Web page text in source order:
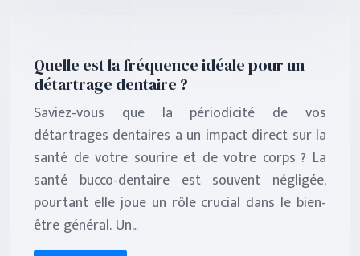
Quelle est la fréquence idéale pour un
détartrage dentaire ?
Saviez-vous que la périodicité de vos
détartrages dentaires a un impact direct sur la
santé de votre sourire et de votre corps ? La
santé bucco-dentaire est souvent négligée,
pourtant elle joue un rôle crucial dans le bien-
être général. Un…